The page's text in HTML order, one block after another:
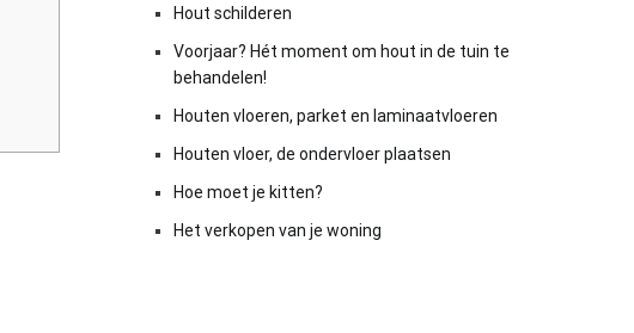
Hout schilderen
Voorjaar? Hét moment om hout in de tuin te
behandelen!
Houten vloeren, parket en laminaatvloeren
Houten vloer, de ondervloer plaatsen
Hoe moet je kitten?
Het verkopen van je woning